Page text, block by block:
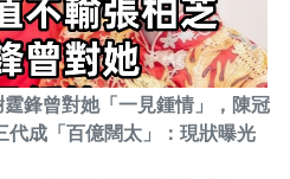
鋒曾對她「一見鍾情」，陳冠
代成「百億闊太」：現狀曝光